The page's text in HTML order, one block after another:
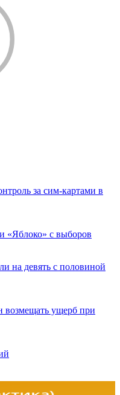
за сим-картами в
«Яблоко» с выборов
на девять с половиной
возмещать ущерб при